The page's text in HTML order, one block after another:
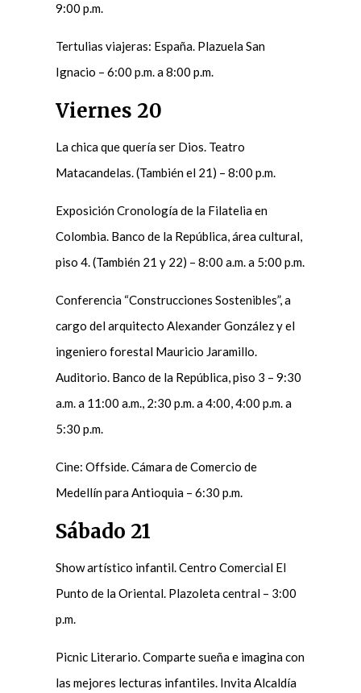
9:00 p.m.
Tertulias viajeras: España. Plazuela San
Ignacio – 6:00 p.m. a 8:00 p.m.
Viernes 20
La chica que quería ser Dios. Teatro
Matacandelas. (También el 21) – 8:00 p.m.
Exposición Cronología de la Filatelia en
Colombia. Banco de la República, área cultural,
piso 4. (También 21 y 22) – 8:00 a.m. a 5:00 p.m.
Conferencia “Construcciones Sostenibles”, a
cargo del arquitecto Alexander González y el
ingeniero forestal Mauricio Jaramillo.
Auditorio. Banco de la República, piso 3 – 9:30
a.m. a 11:00 a.m., 2:30 p.m. a 4:00, 4:00 p.m. a
5:30 p.m.
Cine: Offside. Cámara de Comercio de
Medellín para Antioquia – 6:30 p.m.
Sábado 21
Show artístico infantil. Centro Comercial El
Punto de la Oriental. Plazoleta central – 3:00
p.m.
Picnic Literario. Comparte sueña e imagina con
las mejores lecturas infantiles. Invita Alcaldía